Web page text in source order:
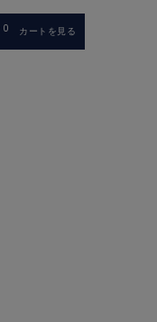
0 カートを見る